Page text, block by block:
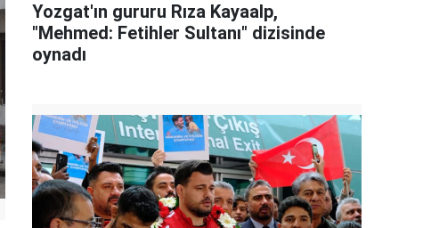
Yozgat'ın gururu Rıza Kayaalp,
"Mehmed: Fetihler Sultanı" dizisinde
oynadı